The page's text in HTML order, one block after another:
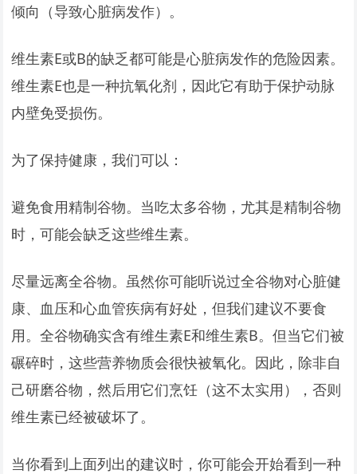
倾向（导致心脏病发作）。
维生素E或B的缺乏都可能是心脏病发作的危险因素。
维生素E也是一种抗氧化剂，因此它有助于保护动脉
内壁免受损伤。
为了保持健康，我们可以：
避免食用精制谷物。当吃太多谷物，尤其是精制谷物
时，可能会缺乏这些维生素。
尽量远离全谷物。虽然你可能听说过全谷物对心脏健
康、血压和心血管疾病有好处，但我们建议不要食
用。全谷物确实含有维生素E和维生素B。但当它们被
碾碎时，这些营养物质会很快被氧化。因此，除非自
己研磨谷物，然后用它们烹饪（这不太实用），否则
维生素已经被破坏了。
当你看到上面列出的建议时，你可能会开始看到一种